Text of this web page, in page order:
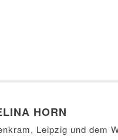
HORN
Leipzig und dem